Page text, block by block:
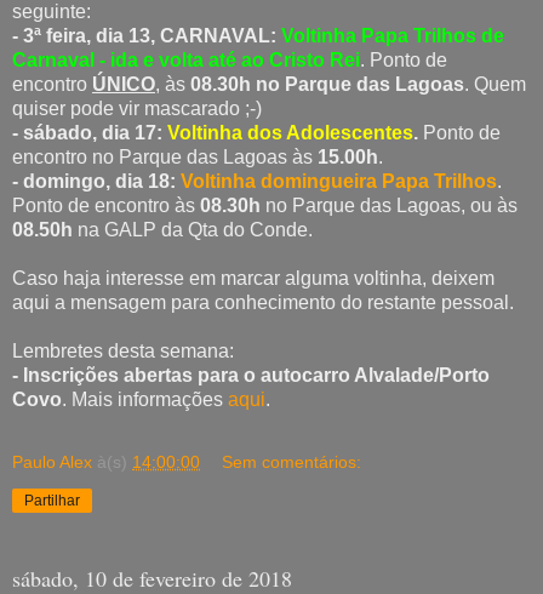
seguinte:
- 3ª feira, dia 13, CARNAVAL: Voltinha Papa Trilhos de
Carnaval - ida e volta até ao Cristo Rei. Ponto de
encontro ÚNICO, às 08.30h no Parque das Lagoas. Quem
quiser pode vir mascarado ;-)
- sábado, dia 17: Voltinha dos Adolescentes. Ponto de
encontro no Parque das Lagoas às 15.00h.
- domingo, dia 18: Voltinha domingueira Papa Trilhos.
Ponto de encontro às 08.30h no Parque das Lagoas, ou às
08.50h na GALP da Qta do Conde.
Caso haja interesse em marcar alguma voltinha, deixem
aqui a mensagem para conhecimento do restante pessoal.
Lembretes desta semana:
- Inscrições abertas para o autocarro Alvalade/Porto
Covo. Mais informações aqui.
Paulo Alex à(s) 14:00:00 Sem comentários:
Partilhar
sábado, 10 de fevereiro de 2018